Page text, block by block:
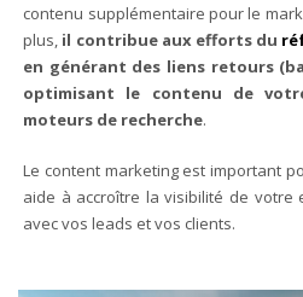
contenu supplémentaire pour le
plus, il contribue aux efforts du
en générant des liens retours
optimisant le contenu de
moteurs de recherche.
Le content marketing est important
aide à accroître la visibilité de votre
avec vos leads et vos clients.